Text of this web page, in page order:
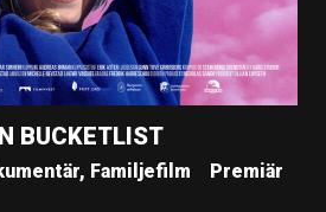
BUCKETLIST
Familjefilm
Premiär